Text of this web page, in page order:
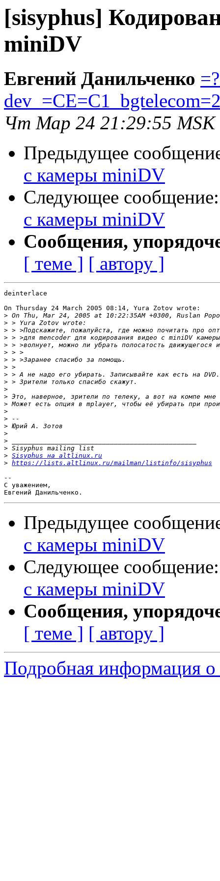
[sisyphus]
miniDV
Евгений Данильченко
Чт Мар 24 21:29:55 MSK
Предыдущее
с камеры miniDV
Следующее
с камеры miniDV
Сообщения,
[ теме ] [ автору ]
deinterlace
On Thursday 24 March 2005 08:14, Yura Zotov wrote:
>
>
>
>
>
>
>
>
>
>
>
>
>
>
>
>
>
>
>
> Sisyphus на altlinux.ru
> https://lists.altlinux.ru/mailman/listinfo/sisyphus
--
С уважением,
Предыдущее
с камеры miniDV
Следующее
с камеры miniDV
Сообщения,
[ теме ] [ автору ]
Подробная информация о